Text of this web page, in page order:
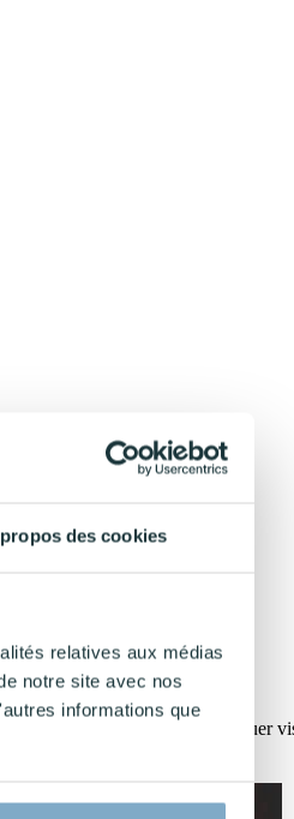
des cookies
relatives aux médias
notre site avec nos
informations que
Soucieux de conjuguer